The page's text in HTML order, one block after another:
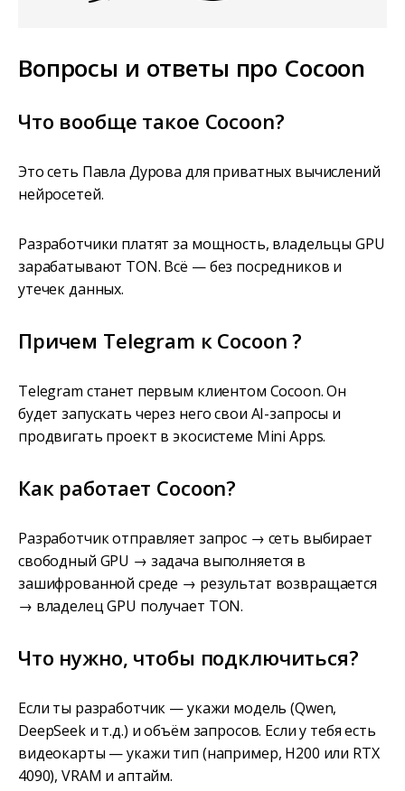
Вопросы и ответы про Cocoon
Что вообще такое Cocoon?
Это сеть Павла Дурова для приватных вычислений
нейросетей.
Разработчики платят за мощность, владельцы GPU
зарабатывают TON. Всё — без посредников и
утечек данных.
Причем Telegram к Cocoon ?
Telegram станет первым клиентом Cocoon. Он
будет запускать через него свои AI-запросы и
продвигать проект в экосистеме Mini Apps.
Как работает Cocoon?
Разработчик отправляет запрос → сеть выбирает
свободный GPU → задача выполняется в
зашифрованной среде → результат возвращается
→ владелец GPU получает TON.
Что нужно, чтобы подключиться?
Если ты разработчик — укажи модель (Qwen,
DeepSeek и т.д.) и объём запросов. Если у тебя есть
видеокарты — укажи тип (например, H200 или RTX
4090), VRAM и аптайм.